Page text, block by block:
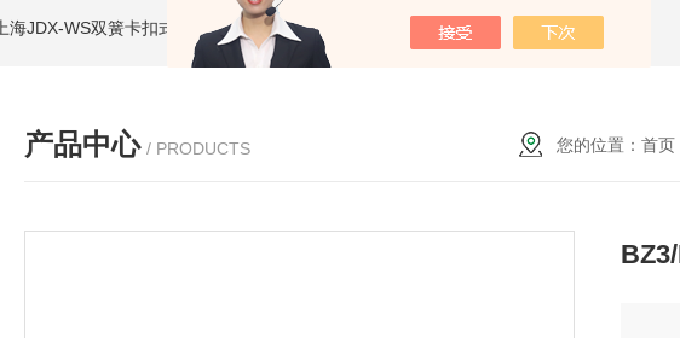
上海JDX-WS双簧卡扣式接地棒 JDX-WL圆口螺旋式（猴头式）接地棒 JDX-S双舌式接地棒价格
产品中心 / PRODUCTS 您的位置： 首页